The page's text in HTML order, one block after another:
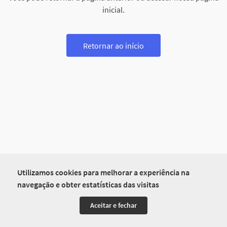
Utilizamos cookies para melhorar a experiência na
navegação e obter estatísticas das visitas
Aceitar e fechar
inicial.
Retornar ao início